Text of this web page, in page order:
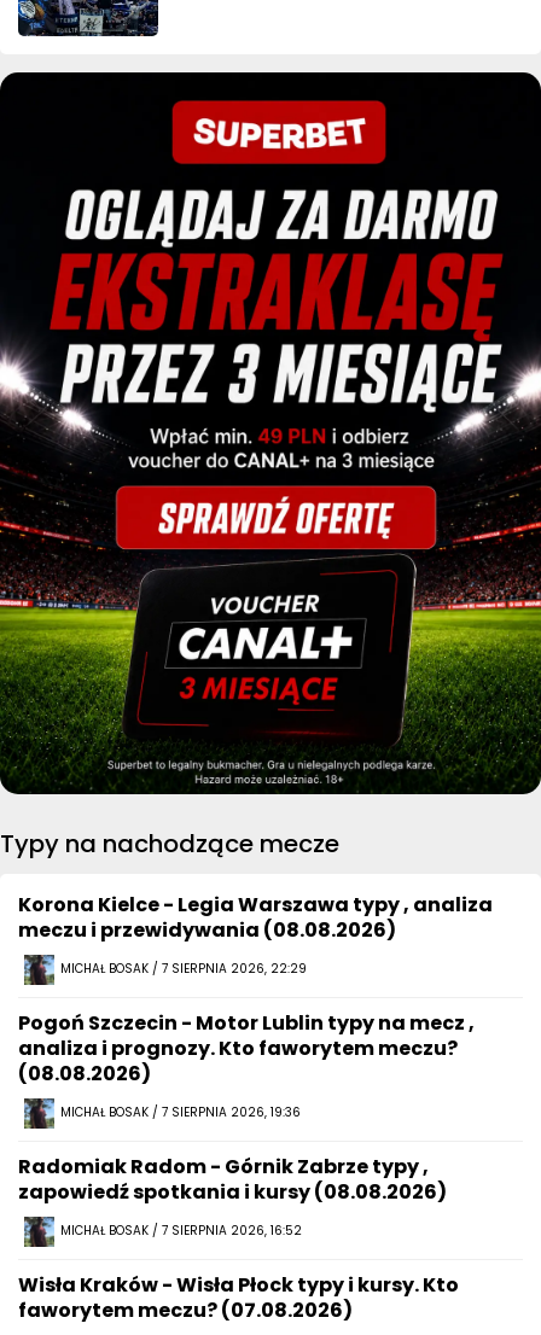
Typy na nachodzące mecze
Korona Kielce - Legia Warszawa typy , analiza
meczu i przewidywania (08.08.2026)
MICHAŁ BOSAK / 7 SIERPNIA 2026, 22:29
Pogoń Szczecin - Motor Lublin typy na mecz ,
analiza i prognozy. Kto faworytem meczu?
(08.08.2026)
MICHAŁ BOSAK / 7 SIERPNIA 2026, 19:36
Radomiak Radom - Górnik Zabrze typy ,
zapowiedź spotkania i kursy (08.08.2026)
MICHAŁ BOSAK / 7 SIERPNIA 2026, 16:52
Wisła Kraków - Wisła Płock typy i kursy. Kto
faworytem meczu? (07.08.2026)